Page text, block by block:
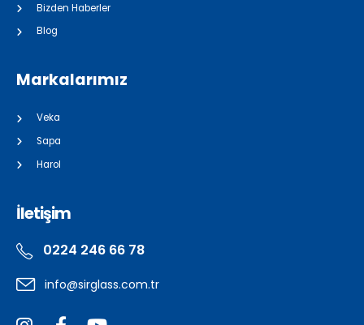
Bizden Haberler
Blog
Markalarımız
Veka
Sapa
Harol
İletişim
0224 246 66 78
info@sirglass.com.tr